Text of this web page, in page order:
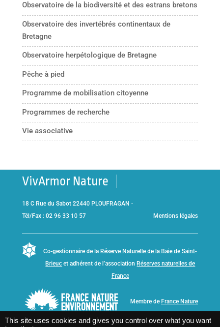
Observatoire de la biodiversité et des estrans bretons
Observatoire des invertébrés continentaux de
Bretagne
Observatoire herpétologique de Bretagne
Pêche à pied
Programme de mobilisation citoyenne
Programmes de recherche
Vie associative
VivArmor Nature
18 C Rue du Sabot 22440 PLOUFRAGAN -
Tél/Fax : 02 96 33 10 57
Mentions légales
Co-gestionnaire de la Réserve Naturelle de la Baie de Saint-
Brieuc et adhérent de l’association Réserves naturelles de
France
Membre de France Nature
This site uses cookies and gives you control over what you want